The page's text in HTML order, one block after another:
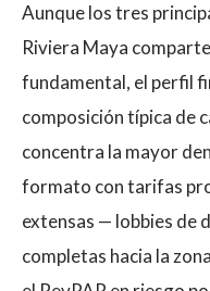
Aunque los tres
Riviera Maya
fundamental, el perfil
composición típica de
concentra la mayor
formato con tarifas
extensas — lobbies de
completas hacia la